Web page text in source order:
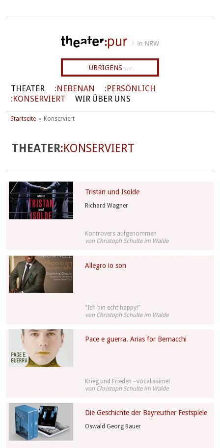
ÜBRIGENS …
THEATER NEBENAN
PERSÖNLICH
KONSERVIERT
WIR ÜBER UNS
Startseite Konserviert
THEATER KONSERVIERT
Tristan und Isolde
Richard Wagner
Kontrovers aufgenommen
von Christoph Schulte im Walde
Allegro io son
"Ich bin echt happy!"
von Christoph Schulte im Walde
Pace e guerra. Arias for Bernacchi
Krieg und Frieden - vocalissime!
von Christoph Schulte im Walde
Die Geschichte der Bayreuther Festspiele
Oswald Georg Bauer